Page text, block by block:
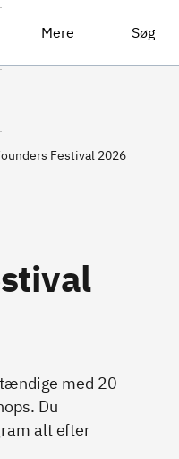
Mere Søg
Founders Festival 2026
Festival 2026
med 20
Du
alt efter